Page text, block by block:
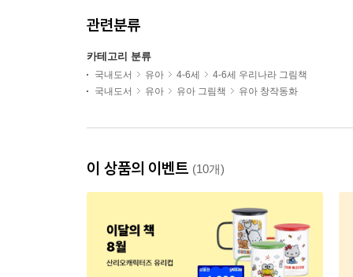
관련분류
카테고리 분류
국내도서 유아 4-6세
4-6세 우리나라 그림책
국내도서
유아 유아 그림책 유아 창작동화
이 상품의 이벤트 (10개)